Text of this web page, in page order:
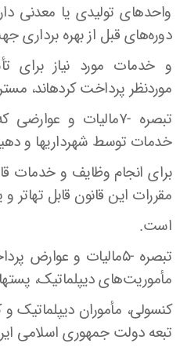
واحدهای تولیدی یا معدنی
دوره‌های قبل از بهره برداری
و خدمات مورد نیاز برای
موردنظر پرداخت کردهاند،
تبصره -۷مالیات و
خدمات توسط شهرداریها و
برای انجام وظایف و خدمات
مقررات این قانون قابل تهاتر و
است.
تبصره -۵مالیات و
مأموریت‌های دیپلماتیک،
کنسولی، مأموران دیپلماتیک و
تبعه دولت جمهوری اسلامی